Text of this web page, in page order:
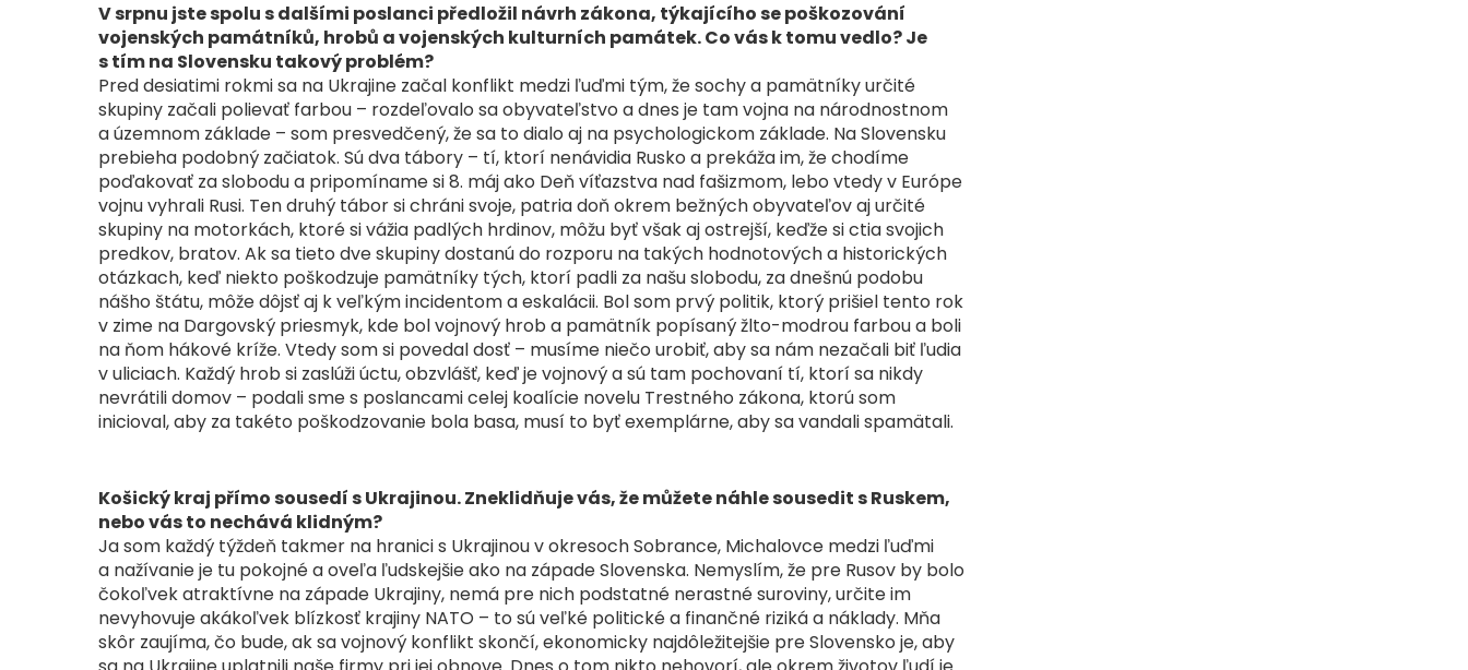
V srpnu jste spolu s dalšími poslanci předložil návrh zákona, týkajícího se poškozování
vojenských památníků, hrobů a vojenských kulturních památek. Co vás k tomu vedlo? Je
s tím na Slovensku takový problém?
Pred desiatimi rokmi sa na Ukrajine začal konflikt medzi ľuďmi tým, že sochy a pamätníky určité
skupiny začali polievať farbou – rozdeľovalo sa obyvateľstvo a dnes je tam vojna na národnostnom
a územnom základe – som presvedčený, že sa to dialo aj na psychologickom základe. Na Slovensku
prebieha podobný začiatok. Sú dva tábory – tí, ktorí nenávidia Rusko a prekáža im, že chodíme
poďakovať za slobodu a pripomíname si 8. máj ako Deň víťazstva nad fašizmom, lebo vtedy v Európe
vojnu vyhrali Rusi. Ten druhý tábor si chráni svoje, patria doň okrem bežných obyvateľov aj určité
skupiny na motorkách, ktoré si vážia padlých hrdinov, môžu byť však aj ostrejší, keďže si ctia svojich
predkov, bratov. Ak sa tieto dve skupiny dostanú do rozporu na takých hodnotových a historických
otázkach, keď niekto poškodzuje pamätníky tých, ktorí padli za našu slobodu, za dnešnú podobu
nášho štátu, môže dôjsť aj k veľkým incidentom a eskalácii. Bol som prvý politik, ktorý prišiel tento rok
v zime na Dargovský priesmyk, kde bol vojnový hrob a pamätník popísaný žlto-modrou farbou a boli
na ňom hákové kríže. Vtedy som si povedal dosť – musíme niečo urobiť, aby sa nám nezačali biť ľudia
v uliciach. Každý hrob si zaslúži úctu, obzvlášť, keď je vojnový a sú tam pochovaní tí, ktorí sa nikdy
nevrátili domov – podali sme s poslancami celej koalície novelu Trestného zákona, ktorú som
inicioval, aby za takéto poškodzovanie bola basa, musí to byť exemplárne, aby sa vandali spamätali.
Košický kraj přímo sousedí s Ukrajinou. Zneklidňuje vás, že můžete náhle sousedit s Ruskem,
nebo vás to nechává klidným?
Ja som každý týždeň takmer na hranici s Ukrajinou v okresoch Sobrance, Michalovce medzi ľuďmi
a nažívanie je tu pokojné a oveľa ľudskejšie ako na západe Slovenska. Nemyslím, že pre Rusov by bolo
čokoľvek atraktívne na západe Ukrajiny, nemá pre nich podstatné nerastné suroviny, určite im
nevyhovuje akákoľvek blízkosť krajiny NATO – to sú veľké politické a finančné riziká a náklady. Mňa
skôr zaujíma, čo bude, ak sa vojnový konflikt skončí, ekonomicky najdôležitejšie pre Slovensko je, aby